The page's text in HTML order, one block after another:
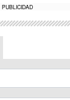
PUBLICIDAD